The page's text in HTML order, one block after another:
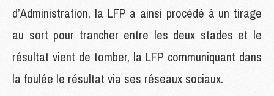
d’Administration, la LFP a ainsi procédé à un tirage
au sort pour trancher entre les deux stades et le
résultat vient de tomber, la LFP communiquant dans
la foulée le résultat via ses réseaux sociaux.